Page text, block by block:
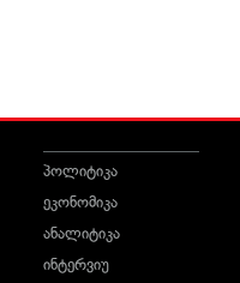
პოლიტიკა
ეკონომიკა
ანალიტიკა
ინტერვიუ